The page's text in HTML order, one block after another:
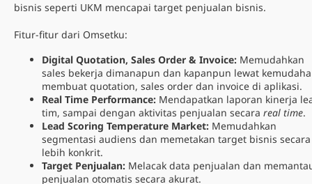
bisnis seperti UKM mencapai target penjualan bisnis.
Fitur-fitur dari Omsetku:
Digital Quotation, Sales Order & Invoice: Memudahkan
sales bekerja dimanapun dan kapanpun lewat
membuat quotation, sales order dan invoice di aplikasi.
Real Time Performance: Mendapatkan laporan kinerja
tim, sampai dengan aktivitas penjualan secara real time.
Lead Scoring Temperature Market: Memudahkan
segmentasi audiens dan memetakan target bisnis secara
lebih konkrit.
Target Penjualan: Melacak data penjualan dan
penjualan otomatis secara akurat.